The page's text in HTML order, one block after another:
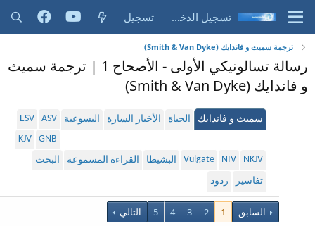
تسجيل الدخول تسجيل
ترجمة سميث و فاندايك (Smith & Van Dyke)
رسالة تسالونيكي الأولى - الأصحاح 1 | ترجمة سميث
و فاندايك (Smith & Van Dyke)
سميث و فاندايك الحياة الأخبار السارة اليسوعية ASV
ESV
GNB
KJV
NKJV
NIV
Vulgate البشيطا القراءة المسموعة
البحث
تفاسير
ردود
السابق 1
2
3
4
5 التالي